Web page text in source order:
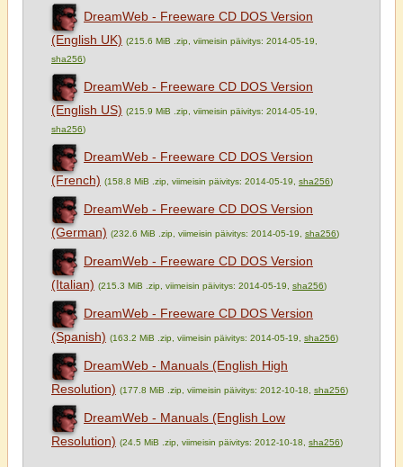
DreamWeb - Freeware CD DOS Version
(English UK) (215.6 MiB .zip, viimeisin päivitys: 2014-05-19,
sha256)
DreamWeb - Freeware CD DOS Version
(English US) (215.9 MiB .zip, viimeisin päivitys: 2014-05-19,
sha256)
DreamWeb - Freeware CD DOS Version
(French) (158.8 MiB .zip, viimeisin päivitys: 2014-05-19, sha256)
DreamWeb - Freeware CD DOS Version
(German) (232.6 MiB .zip, viimeisin päivitys: 2014-05-19, sha256)
DreamWeb - Freeware CD DOS Version
(Italian) (215.3 MiB .zip, viimeisin päivitys: 2014-05-19, sha256)
DreamWeb - Freeware CD DOS Version
(Spanish) (163.2 MiB .zip, viimeisin päivitys: 2014-05-19, sha256)
DreamWeb - Manuals (English High
Resolution) (177.8 MiB .zip, viimeisin päivitys: 2012-10-18, sha256)
DreamWeb - Manuals (English Low
Resolution) (24.5 MiB .zip, viimeisin päivitys: 2012-10-18, sha256)